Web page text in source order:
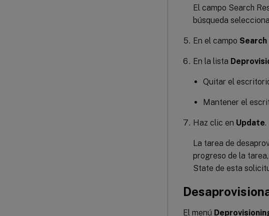
El campo Search
búsqueda
En el campo
En la lista
Quitar el
Mantener el
Haz clic en Update.
La tarea de
progreso de la
State de esta
El menú